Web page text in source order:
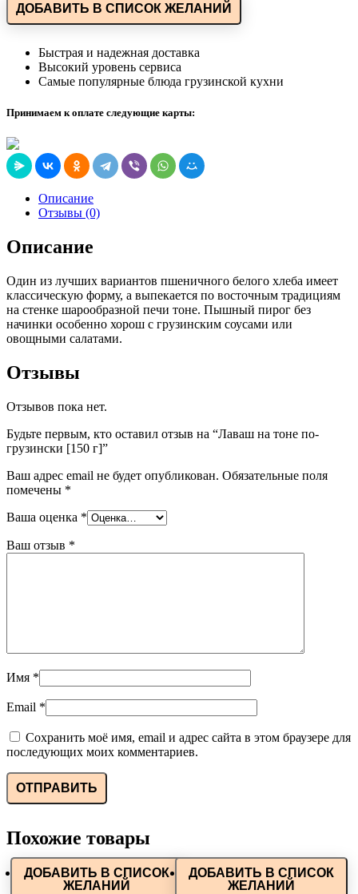
ДОБАВИТЬ В СПИСОК ЖЕЛАНИЙ
Быстрая и надежная доставка
Высокий уровень сервиса
Самые популярные блюда грузинской кухни
Принимаем к оплате следующие карты:
Описание
Отзывы (0)
Описание
Один из лучших вариантов пшеничного белого хлеба имеет
классическую форму, а выпекается по восточным традициям
на стенке шарообразной печи тоне. Пышный пирог без
начинки особенно хорош с грузинским соусами или
овощными салатами.
Отзывы
Отзывов пока нет.
Будьте первым, кто оставил отзыв на “Лаваш на тоне по-
грузински [150 г]”
Ваш адрес email не будет опубликован. Обязательные поля
помечены *
Ваша оценка *
Ваш отзыв *
Имя *
Email *
Сохранить моё имя, email и адрес сайта в этом браузере для
последующих моих комментариев.
Похожие товары
ДОБАВИТЬ В СПИСОК
ЖЕЛАНИЙ
ДОБАВИТЬ В СПИСОК
ЖЕЛАНИЙ